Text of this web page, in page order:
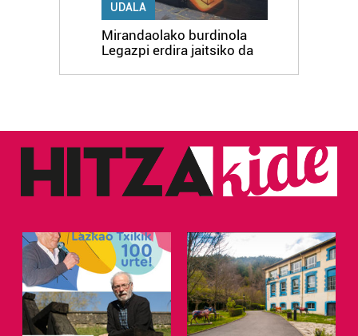
UDALA
Mirandaolako burdinola
Legazpi erdira jaitsiko da